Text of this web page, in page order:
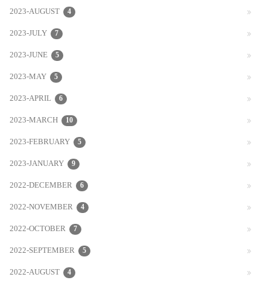
2023-AUGUST 4
2023-JULY 7
2023-JUNE 5
2023-MAY 5
2023-APRIL 6
2023-MARCH 10
2023-FEBRUARY 5
2023-JANUARY 9
2022-DECEMBER 6
2022-NOVEMBER 4
2022-OCTOBER 7
2022-SEPTEMBER 5
2022-AUGUST 4